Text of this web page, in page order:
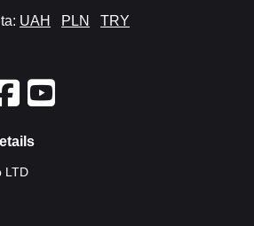
UAH PLN TRY
LTD